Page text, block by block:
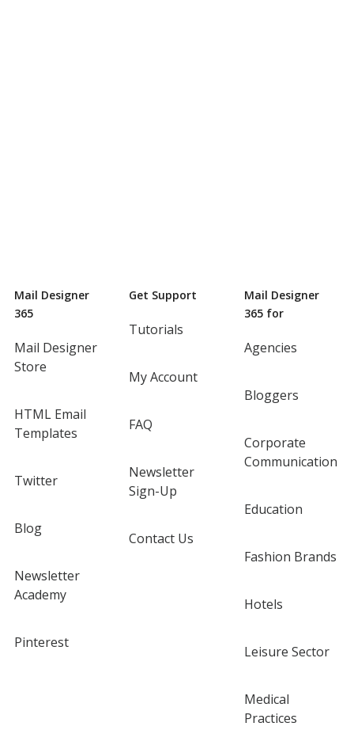
Mail Designer
365
Mail Designer
Store
HTML Email
Templates
Twitter
Blog
Newsletter
Academy
Pinterest
Get Support
Tutorials
My Account
FAQ
Newsletter
Sign-Up
Contact Us
Mail Designer
365 for
Agencies
Bloggers
Corporate
Communication
Education
Fashion Brands
Hotels
Leisure Sector
Medical
Practices